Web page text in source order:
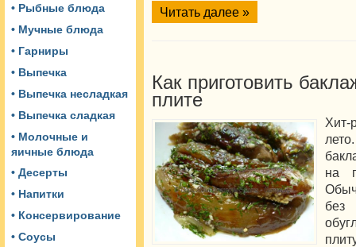
• Рыбные блюда
• Мучные блюда
• Гарниры
• Выпечка
• Выпечка несладкая
• Выпечка сладкая
• Молочные и
яичные блюда
• Десерты
• Напитки
• Консервирование
• Соусы
Читать далее »
Как приготовить
плите
на